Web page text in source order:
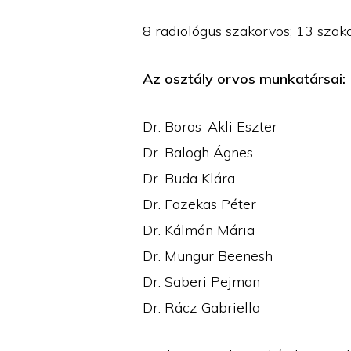
8 radiológus szakorvos; 13
Az osztály orvos munkatársai:
Dr. Boros-Akli Eszter
Dr. Balogh Ágnes
Dr. Buda Klára
Dr. Fazekas Péter
Dr. Kálmán Mária
Dr. Mungur Beenesh
Dr. Saberi Pejman
Dr. Rácz Gabriella